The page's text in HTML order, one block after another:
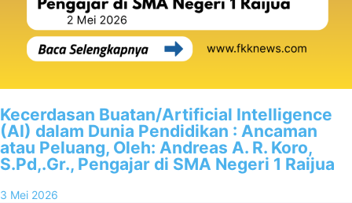
Kecerdasan Buatan/Artificial Intelligence
(AI) dalam Dunia Pendidikan : Ancaman
atau Peluang, Oleh: Andreas A. R. Koro,
S.Pd,.Gr., Pengajar di SMA Negeri 1 Raijua
3 Mei 2026